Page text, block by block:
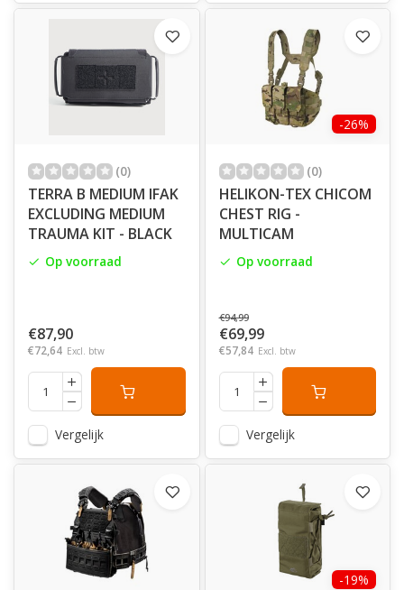
(0)
TERRA B MEDIUM IFAK
EXCLUDING MEDIUM
TRAUMA KIT - BLACK
Op voorraad
€87,90
€72,64 Excl. btw
Vergelijk
-26%
(0)
HELIKON-TEX CHICOM
CHEST RIG -
MULTICAM
Op voorraad
€94,99
€69,99
€57,84 Excl. btw
Vergelijk
-19%